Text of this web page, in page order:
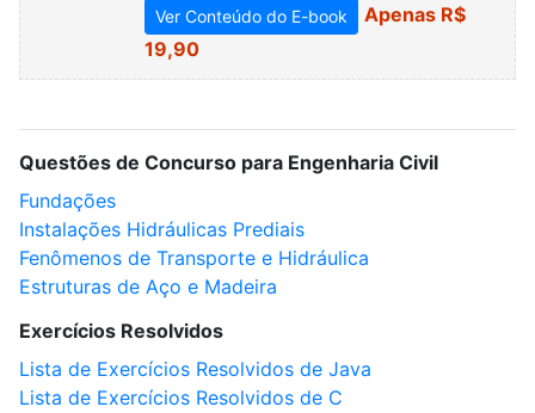
Ver Conteúdo do E-book
Apenas R$
19,90
Questões de Concurso para Engenharia Civil
Fundações
Instalações Hidráulicas Prediais
Fenômenos de Transporte e Hidráulica
Estruturas de Aço e Madeira
Exercícios Resolvidos
Lista de Exercícios Resolvidos de Java
Lista de Exercícios Resolvidos de C